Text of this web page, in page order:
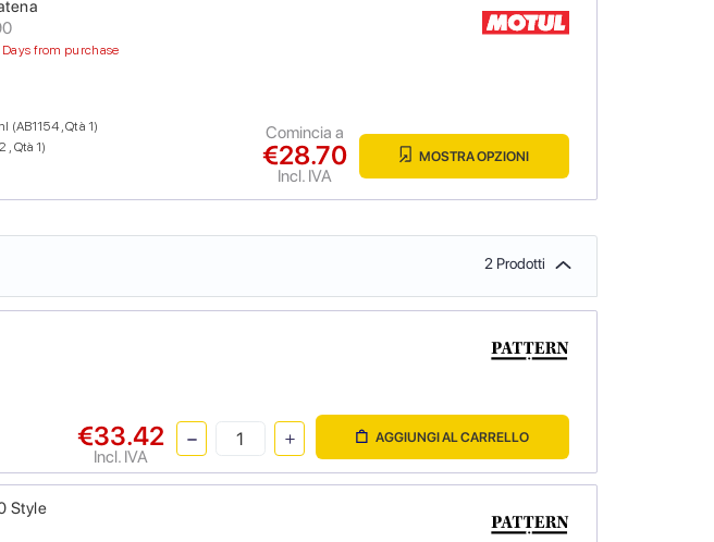
from purchase
(AB1154 , Qtà 1)
, Qtà 1)
€28.70
Incl. IVA
Comincia a
MOSTRA OPZIONI
2 Prodotti
€33.42
Incl. IVA
AGGIUNGI AL CARRELLO
Style